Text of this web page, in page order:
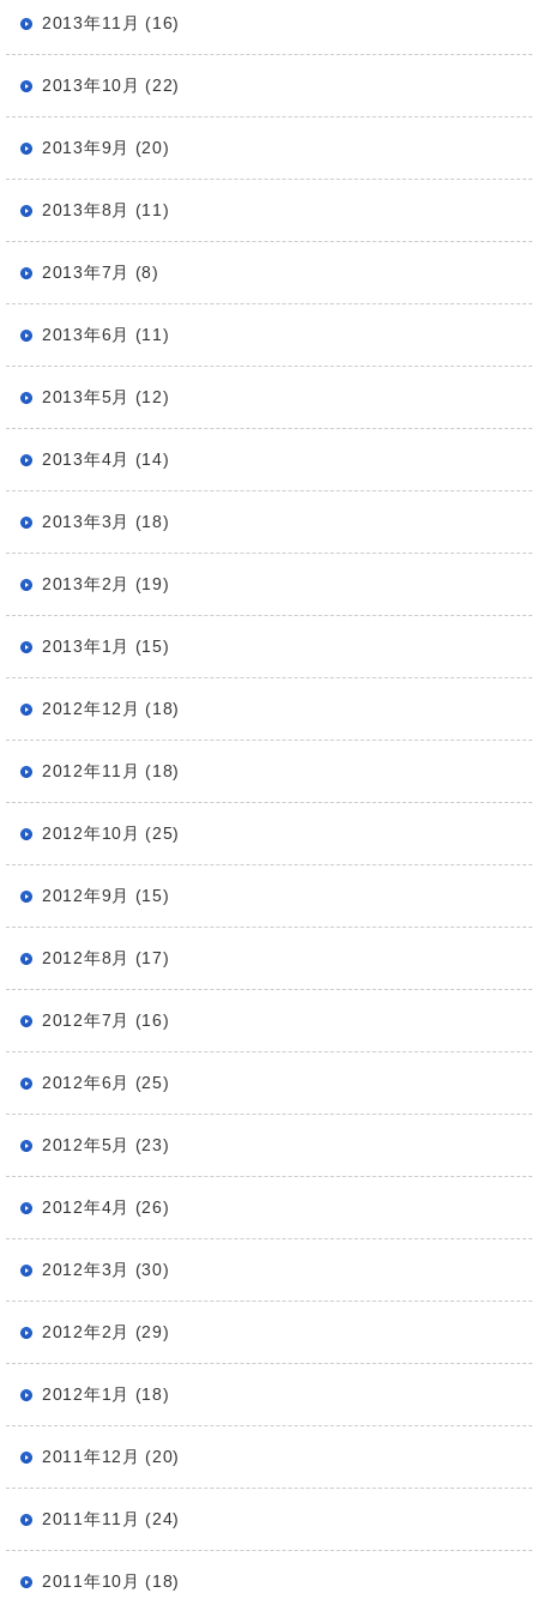
2013年11月 (16)
2013年10月 (22)
2013年9月 (20)
2013年8月 (11)
2013年7月 (8)
2013年6月 (11)
2013年5月 (12)
2013年4月 (14)
2013年3月 (18)
2013年2月 (19)
2013年1月 (15)
2012年12月 (18)
2012年11月 (18)
2012年10月 (25)
2012年9月 (15)
2012年8月 (17)
2012年7月 (16)
2012年6月 (25)
2012年5月 (23)
2012年4月 (26)
2012年3月 (30)
2012年2月 (29)
2012年1月 (18)
2011年12月 (20)
2011年11月 (24)
2011年10月 (18)